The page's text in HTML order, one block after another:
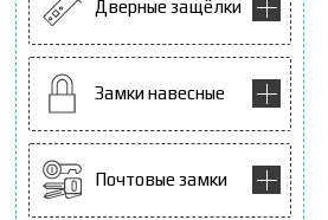
Дверные защёлки
Замки навесные
Почтовые замки